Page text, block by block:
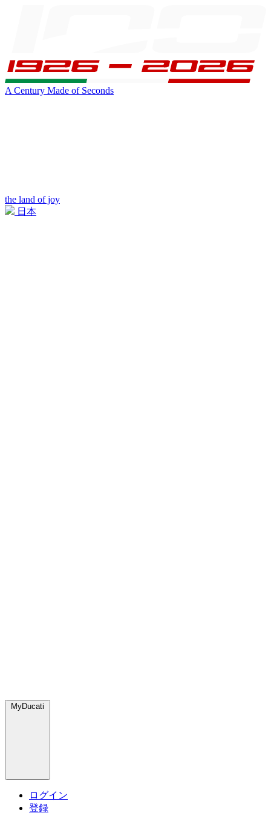
A Century Made of Seconds
the land of joy
日本
MyDucati
ログイン
登録